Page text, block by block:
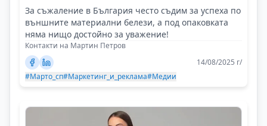
За съжаление в България често съдим за успеха по
външните материални белези, а под опаковката
няма нищо достойно за уважение!
Контакти на Мартин Петров
14/08/2025 г/
#Марто_сп#Маркетинг_и_реклама#Медии